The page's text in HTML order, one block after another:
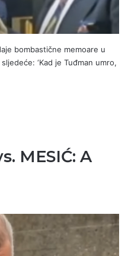
bombastične memoare u
‘Kad je Tuđman umro,
MESIĆ: A